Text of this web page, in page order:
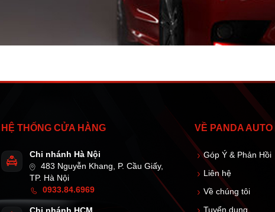
HỆ THỐNG CỬA HÀNG
Chi nhánh Hà Nội
483 Nguyễn Khang, P. Cầu Giấy,
TP. Hà Nội
0933.84.6969
VỀ PANDA AUTO
Góp Ý & Phản Hồi
Liên hệ
Về chúng tôi
Tuyển dụng